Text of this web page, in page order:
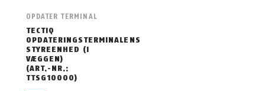
OPDATER TERMINAL
TECTIQ
OPDATERINGSTERMINALENS
STYREENHED (I
VÆGGEN)
(ART.-NR.:
TTSG10000)